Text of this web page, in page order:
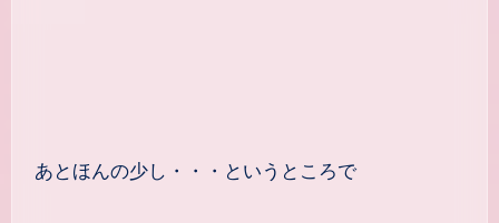
あとほんの少し・・・というところで